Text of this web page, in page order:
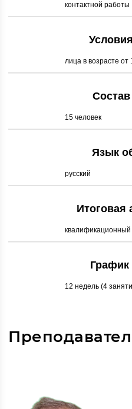
контактной работы
лица в возрасте от
15 человек
Язык
русский
Итоговая
квалификационный
График
12 недель (4